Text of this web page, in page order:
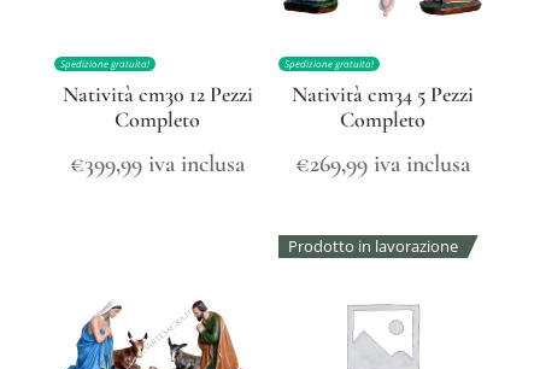
Spedizione gratuita!
Natività cm30 12 Pezzi
Completo
€399,99 iva inclusa
Spedizione gratuita!
Natività cm34 5 Pezzi
Completo
€269,99 iva inclusa
Prodotto in lavorazione